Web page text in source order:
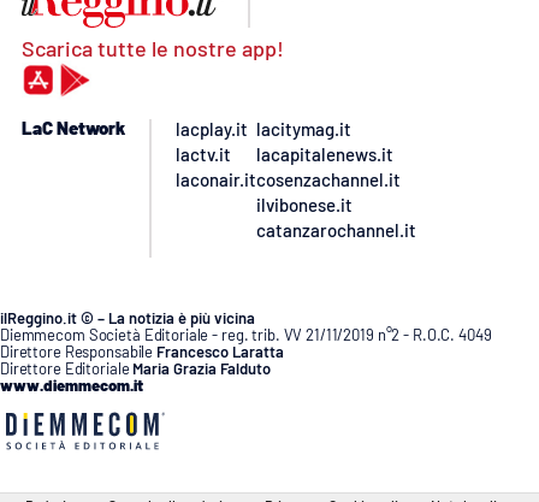
Scarica tutte le nostre app!
LaC Network
lacplay.it
lactv.it
laconair.it
lacitymag.it
lacapitalenews.it
cosenzachannel.it
ilvibonese.it
catanzarochannel.it
ilReggino.it © – La notizia è più vicina
Diemmecom Società Editoriale - reg. trib. VV 21/11/2019 n°2 - R.O.C. 4049
Direttore Responsabile Francesco Laratta
Direttore Editoriale Maria Grazia Falduto
www.diemmecom.it